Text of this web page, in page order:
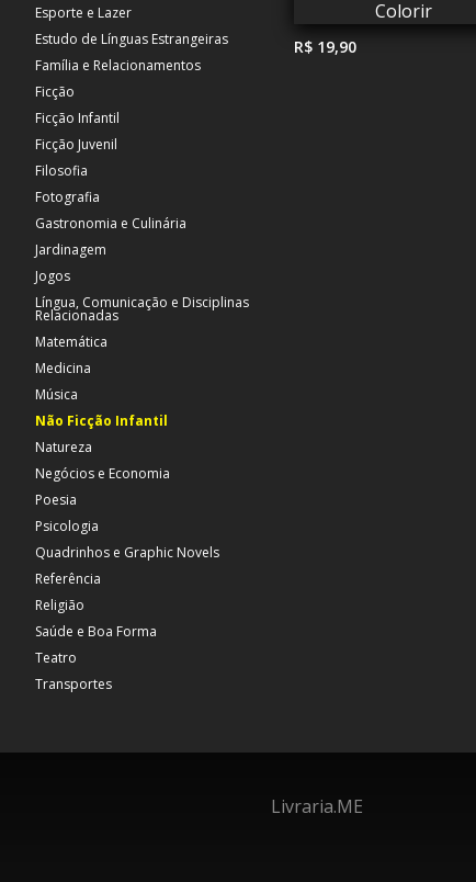
Esporte e Lazer
Estudo de Línguas Estrangeiras
Família e Relacionamentos
Ficção
Ficção Infantil
Ficção Juvenil
Filosofia
Fotografia
Gastronomia e Culinária
Jardinagem
Jogos
Língua, Comunicação e Disciplinas
Relacionadas
Matemática
Medicina
Música
Não Ficção Infantil
Natureza
Negócios e Economia
Poesia
Psicologia
Quadrinhos e Graphic Novels
Referência
Religião
Saúde e Boa Forma
Teatro
Transportes
R$ 19,90
Livraria.ME